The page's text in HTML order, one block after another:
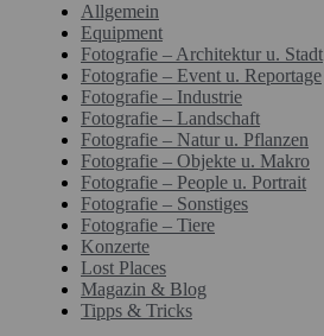
Allgemein
Equipment
Fotografie – Architektur u. Stadt
Fotografie – Event u. Reportage
Fotografie – Industrie
Fotografie – Landschaft
Fotografie – Natur u. Pflanzen
Fotografie – Objekte u. Makro
Fotografie – People u. Portrait
Fotografie – Sonstiges
Fotografie – Tiere
Konzerte
Lost Places
Magazin & Blog
Tipps & Tricks